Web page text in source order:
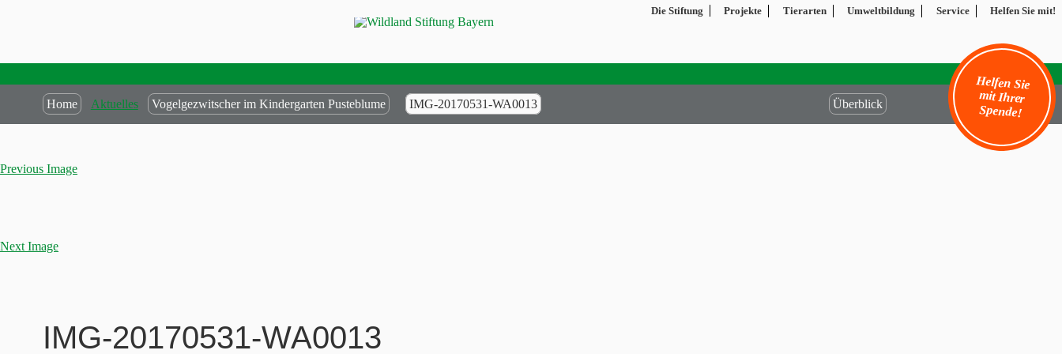
Die Stiftung Projekte Tierarten Umweltbildung Service Helfen Sie mit!
Helfen Sie
mit Ihrer
Spende!
Home Aktuelles Vogelgezwitscher im Kindergarten Pusteblume IMG-20170531-WA0013 Überblick
Previous Image
Next Image
IMG-20170531-WA0013